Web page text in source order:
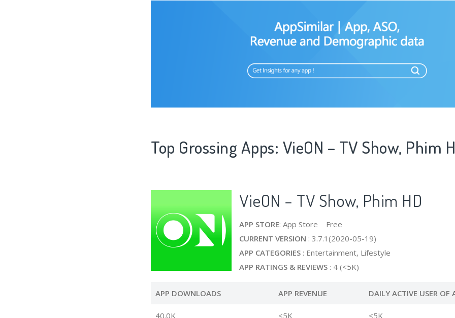
Top Grossing Apps: VieON – TV Show, Phim
VieON – TV Show, Phim HD
APP STORE: App Store Free
CURRENT VERSION : 3.7.1(2020-05-19)
APP CATEGORIES : Entertainment, Lifestyle
APP RATINGS & REVIEWS : 4 (<5K)
APP DOWNLOADS APP REVENUE DAILY ACTIVE USER OF
40.0K <5K <5K